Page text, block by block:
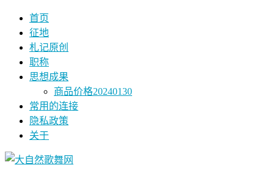
首页
征地
札记原创
职称
思想成果
商品价格20240130
常用的连接
隐私政策
关于